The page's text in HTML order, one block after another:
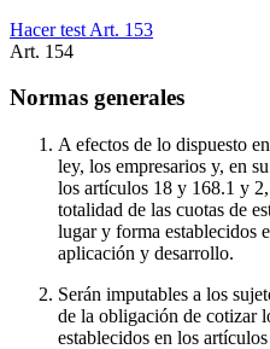
Hacer test Art. 153
Art. 154
Normas generales
A efectos de lo dispuesto
ley, los empresarios y, en
los artículos 18 y 168.1 y
totalidad de las cuotas de
lugar y forma establecidos
aplicación y desarrollo.
Serán imputables a los
de la obligación de cotizar
establecidos en los